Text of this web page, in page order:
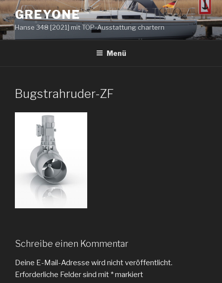
Zum
Inhalt
springen
GREYONE
Hanse 348 [2021] mit TOP-Ausstattung chartern
Menü
Bugstrahruder-ZF
Schreibe einen Kommentar
Deine E-Mail-Adresse wird nicht veröffentlicht.
Erforderliche Felder sind mit *markiert